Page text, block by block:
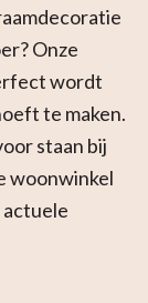
Onze
wordt
te maken.
staan bij
woonwinkel
actuele